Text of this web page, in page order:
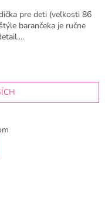
pre deti (veľkosti 86
barančeka je ručne